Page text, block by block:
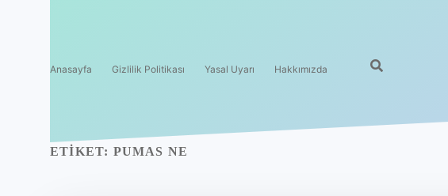
Anasayfa Gizlilik Politikası Yasal Uyarı Hakkımızda
ETIKET: PUMAS NE